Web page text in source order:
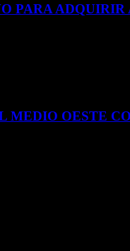
PARA
MEDIO OESTE